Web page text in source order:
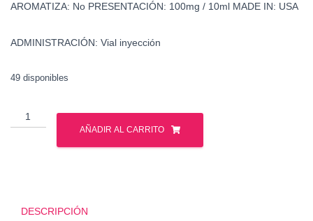
AROMATIZA: No PRESENTACIÓN: 100mg / 10ml MADE IN: USA
ADMINISTRACIÓN: Vial inyección
49 disponibles
Winstrol
-
Estanozolol
AÑADIR AL CARRITO
DESCRIPCIÓN